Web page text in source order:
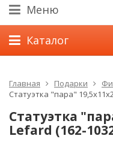
Меню
Каталог
Главная Подарки
Статуэтка "пара"
Статуэтка
Lefard (162-